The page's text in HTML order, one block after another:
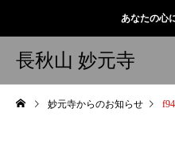
あなたの心
長秋山 妙元寺
妙元寺からのお知らせ